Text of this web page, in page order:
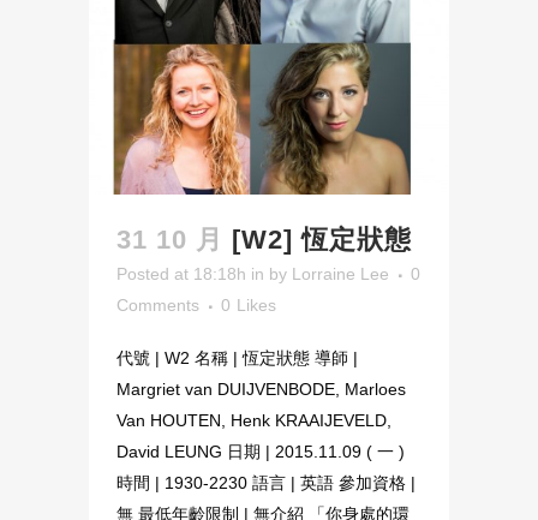
31 10 月 [W2] 恆定狀態
Posted at 18:18h in by Lorraine Lee
0
Comments
0 Likes
代號 | W2 名稱 | 恆定狀態 導師 |
Margriet van DUIJVENBODE, Marloes
Van HOUTEN, Henk KRAAIJEVELD,
David LEUNG 日期 | 2015.11.09 ( 一 )
時間 | 1930-2230 語言 | 英語 參加資格 |
無 最低年齡限制 | 無介紹 「你身處的環